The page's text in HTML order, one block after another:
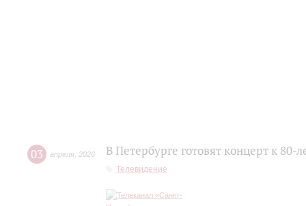
03 апреля 2026 В Петербурге готовят концерт к
Телевидение